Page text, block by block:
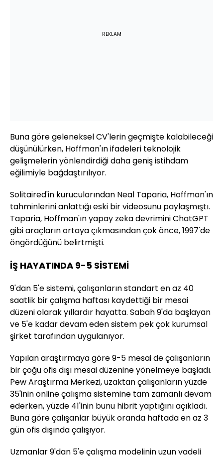
REKLAM
Buna göre geleneksel CV'lerin geçmişte kalabileceği
düşünülürken, Hoffman'ın ifadeleri teknolojik
gelişmelerin yönlendirdiği daha geniş istihdam
eğilimiyle bağdaştırılıyor.
Solitaired'in kurucularından Neal Taparia, Hoffman'ın
tahminlerini anlattığı eski bir videosunu paylaşmıştı.
Taparia, Hoffman'ın yapay zeka devrimini ChatGPT
gibi araçların ortaya çıkmasından çok önce, 1997'de
öngördüğünü belirtmişti.
İŞ HAYATINDA 9-5 SİSTEMİ
9'dan 5'e sistemi, çalışanların standart en az 40
saatlik bir çalışma haftası kaydettiği bir mesai
düzeni olarak yıllardır hayatta. Sabah 9'da başlayan
ve 5'e kadar devam eden sistem pek çok kurumsal
şirket tarafından uygulanıyor.
Yapılan araştırmaya göre 9-5 mesai de çalışanların
bir çoğu ofis dışı mesai düzenine yönelmeye başladı.
Pew Araştırma Merkezi, uzaktan çalışanların yüzde
35'inin online çalışma sistemine tam zamanlı devam
ederken, yüzde 41'inin bunu hibrit yaptığını açıkladı.
Buna göre çalışanlar büyük oranda haftada en az 3
gün ofis dışında çalışıyor.
Uzmanlar 9'dan 5'e çalışma modelinin uzun vadeli